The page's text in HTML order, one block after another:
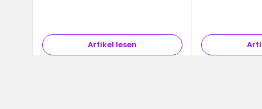
das physische Rückgra…
Artikel lesen